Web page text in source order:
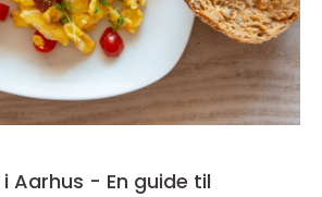
Aarhus - En guide til